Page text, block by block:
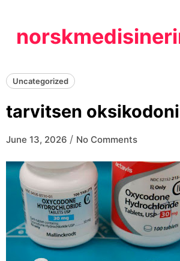
content
Uncategorized
tarvitsen
June 13, 2026 / No Comments